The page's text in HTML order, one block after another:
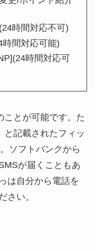
時間対応不可)
間対応可能)
時間対応可
ことが可能です。た
と記載されたフィッ
ソフトバンクから
が届くこともあ
は自分から電話を
さい。